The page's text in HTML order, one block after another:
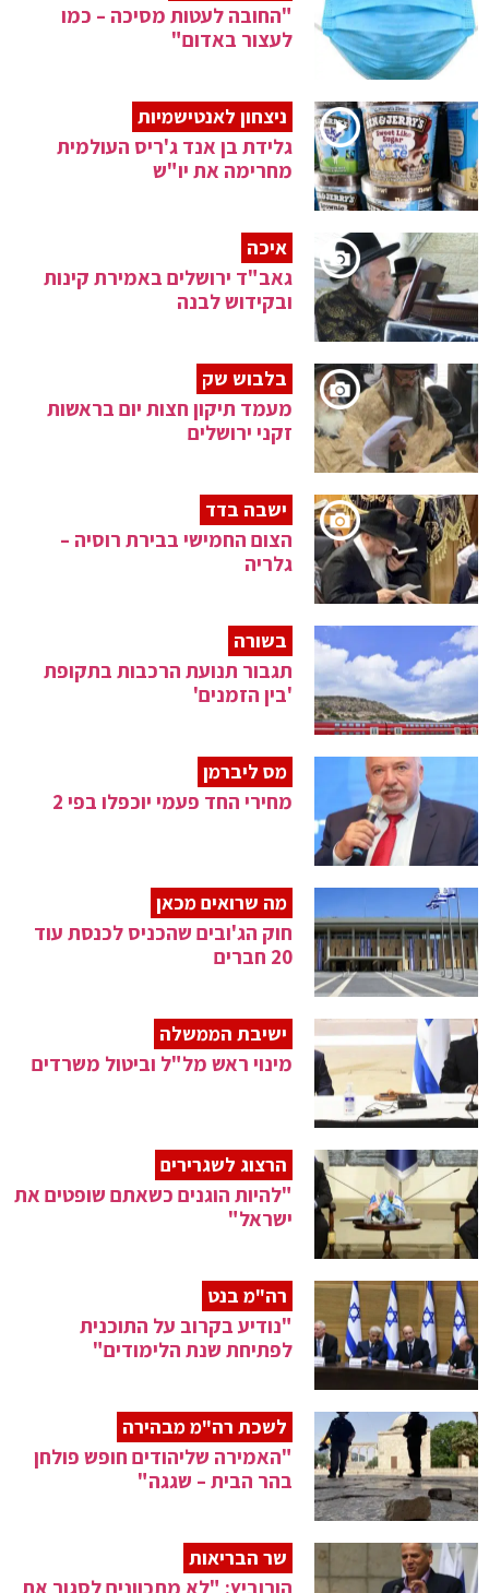
"החובה לעטות מסיכה – כמו
לעצור באדום"
ניצחון לאנטישמיות
גלידת בן אנד ג'ריס העולמית
מחרימה את יו"ש
איכה
גאב"ד ירושלים באמירת קינות
ובקידוש לבנה
בלבוש שק
מעמד תיקון חצות יום בראשות
זקני ירושלים
ישבה בדד
הצום החמישי בבירת רוסיה –
גלריה
בשורה
תגבור תנועת הרכבות בתקופת
'בין הזמנים'
מס ליברמן
מחירי החד פעמי יוכפלו בפי 2
מה שרואים מכאן
חוק הג'ובים שהכניס לכנסת עוד
20 חברים
ישיבת הממשלה
מינוי ראש מל"ל וביטול משרדים
הרצוג לשגרירים
"להיות הוגנים כשאתם שופטים את
ישראל"
רה"מ בנט
"נודיע בקרוב על התוכנית
לפתיחת שנת הלימודים"
לשכת רה"מ מבהירה
"האמירה שליהודים חופש פולחן
בהר הבית – שגגה"
שר הבריאות